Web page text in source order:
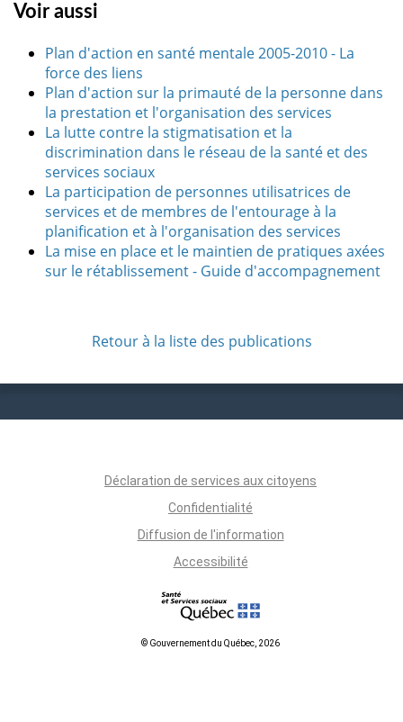
Voir aussi
Plan d'action en santé mentale 2005-2010 - La
force des liens
Plan d'action sur la primauté de la personne dans
la prestation et l'organisation des services
La lutte contre la stigmatisation et la
discrimination dans le réseau de la santé et des
services sociaux
La participation de personnes utilisatrices de
services et de membres de l'entourage à la
planification et à l'organisation des services
La mise en place et le maintien de pratiques axées
sur le rétablissement - Guide d'accompagnement
Retour à la liste des publications
Déclaration de services aux citoyens
Confidentialité
Diffusion de l'information
Accessibilité
© Gouvernement du Québec, 2026